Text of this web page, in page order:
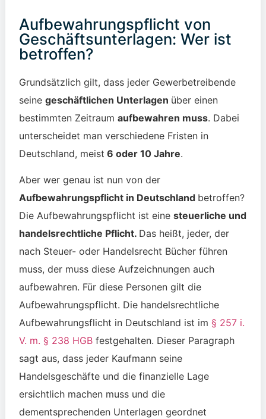
Aufbewahrungspflicht von
Geschäftsunterlagen: Wer ist
betroffen?
Grundsätzlich gilt, dass jeder Gewerbetreibende
seine geschäftlichen Unterlagen über einen
bestimmten Zeitraum aufbewahren muss. Dabei
unterscheidet man verschiedene Fristen in
Deutschland, meist 6 oder 10 Jahre.
Aber wer genau ist nun von der
Aufbewahrungspflicht in Deutschland betroffen?
Die Aufbewahrungspflicht ist eine steuerliche und
handelsrechtliche Pflicht. Das heißt, jeder, der
nach Steuer- oder Handelsrecht Bücher führen
muss, der muss diese Aufzeichnungen auch
aufbewahren. Für diese Personen gilt die
Aufbewahrungspflicht. Die handelsrechtliche
Aufbewahrungsflicht in Deutschland ist im § 257 i.
V. m. § 238 HGBfestgehalten. Dieser Paragraph
sagt aus, dass jeder Kaufmann seine
Handelsgeschäfte und die finanzielle Lage
ersichtlich machen muss und die
dementsprechenden Unterlagen geordnet